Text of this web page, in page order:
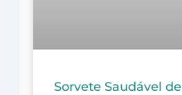
Sorvete Saudável